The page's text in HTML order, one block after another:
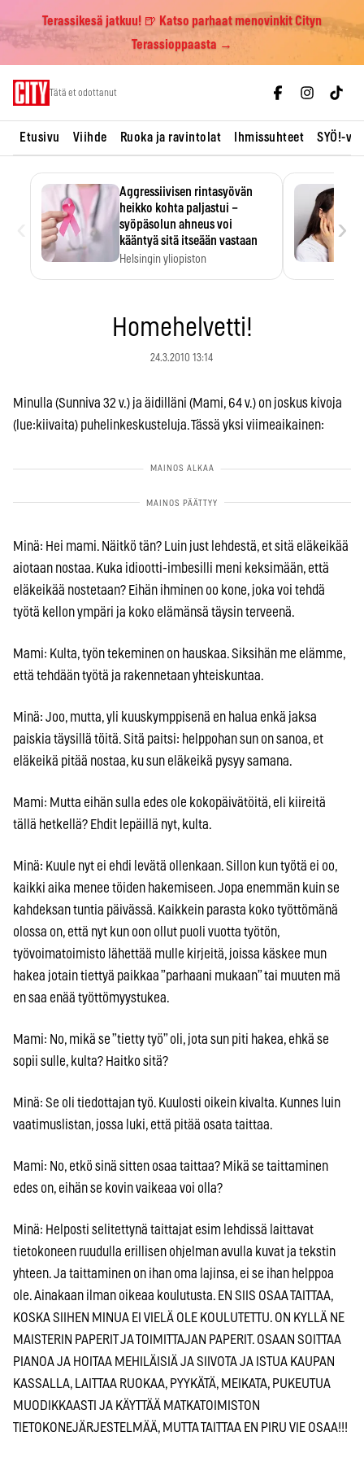
Terassikesä jatkuu! 🍺 Katso parhaat menovinkit Cityn
Terassioppaasta →
Tätä et odottanut
Etusivu Viihde Ruoka ja ravintolat Ihmissuhteet SYÖ!-
Aggressiivisen rintasyövän
heikko kohta paljastui –
syöpäsolun ahneus voi
kääntyä sitä itseään vastaan
Helsingin yliopiston
›
Homehelvetti!
24.3.2010 13:14
Minulla (Sunniva 32 v.) ja äidilläni (Mami, 64 v.) on joskus kivoja
(lue:kiivaita) puhelinkeskusteluja. Tässä yksi viimeaikainen:
Minä: Hei mami. Näitkö tän? Luin just lehdestä, et sitä eläkeikää
aiotaan nostaa. Kuka idiootti-imbesilli meni keksimään, että
eläkeikää nostetaan? Eihän ihminen oo kone, joka voi tehdä
työtä kellon ympäri ja koko elämänsä täysin terveenä.
Mami: Kulta, työn tekeminen on hauskaa. Siksihän me elämme,
että tehdään työtä ja rakennetaan yhteiskuntaa.
Minä: Joo, mutta, yli kuuskymppisenä en halua enkä jaksa
paiskia täysillä töitä. Sitä paitsi: helppohan sun on sanoa, et
eläkeikä pitää nostaa, ku sun eläkeikä pysyy samana.
Mami: Mutta eihän sulla edes ole kokopäivätöitä, eli kiireitä
tällä hetkellä? Ehdit lepäillä nyt, kulta.
Minä: Kuule nyt ei ehdi levätä ollenkaan. Sillon kun työtä ei oo,
kaikki aika menee töiden hakemiseen. Jopa enemmän kuin se
kahdeksan tuntia päivässä. Kaikkein parasta koko työttömänä
olossa on, että nyt kun oon ollut puoli vuotta työtön,
työvoimatoimisto lähettää mulle kirjeitä, joissa käskee mun
hakea jotain tiettyä paikkaa ”parhaani mukaan” tai muuten mä
en saa enää työttömyystukea.
Mami: No, mikä se ”tietty työ” oli, jota sun piti hakea, ehkä se
sopii sulle, kulta? Haitko sitä?
Minä: Se oli tiedottajan työ. Kuulosti oikein kivalta. Kunnes luin
vaatimuslistan, jossa luki, että pitää osata taittaa.
Mami: No, etkö sinä sitten osaa taittaa? Mikä se taittaminen
edes on, eihän se kovin vaikeaa voi olla?
Minä: Helposti selitettynä taittajat esim lehdissä laittavat
tietokoneen ruudulla erillisen ohjelman avulla kuvat ja tekstin
yhteen. Ja taittaminen on ihan oma lajinsa, ei se ihan helppoa
ole. Ainakaan ilman oikeaa koulutusta. EN SIIS OSAA TAITTAA,
KOSKA SIIHEN MINUA EI VIELÄ OLE KOULUTETTU. ON KYLLÄ NE
MAISTERIN PAPERIT JA TOIMITTAJAN PAPERIT. OSAAN SOITTAA
PIANOA JA HOITAA MEHILÄISIÄ JA SIIVOTA JA ISTUA KAUPAN
KASSALLA, LAITTAA RUOKAA, PYYKÄTÄ, MEIKATA, PUKEUTUA
MUODIKKAASTI JA KÄYTTÄÄ MATKATOIMISTON
TIETOKONEJÄRJESTELMÄÄ, MUTTA TAITTAA EN PIRU VIE OSAA!!!